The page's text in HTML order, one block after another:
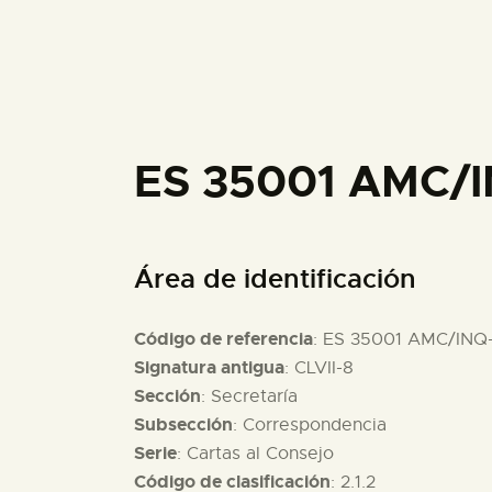
ES 35001 AMC/
Área de identificación
Código de referencia: ES 35001 AMC/
Signatura antigua: CLVII-8
Sección: Secretaría
Subsección: Correspondencia
Serie: Cartas al Consejo
Código de clasificación: 2.1.2